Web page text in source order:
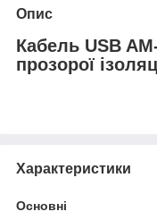
Опис
Кабель USB
прозорої
Характеристики
Основні